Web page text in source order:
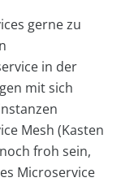
gerne zu
in der
mit sich
Mesh (Kasten
froh sein,
Microservice